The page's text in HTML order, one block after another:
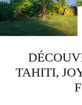
TAHITI,